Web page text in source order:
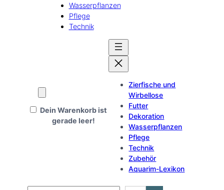
Wasserpflanzen
Pflege
Technik
Dein Warenkorb ist
gerade leer!
Zierfische und
Wirbellose
Futter
Dekoration
Wasserpflanzen
Pflege
Technik
Zubehör
Aquarim-Lexikon